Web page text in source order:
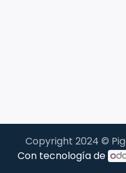
Copyright 2024 ©
Con tecnología de